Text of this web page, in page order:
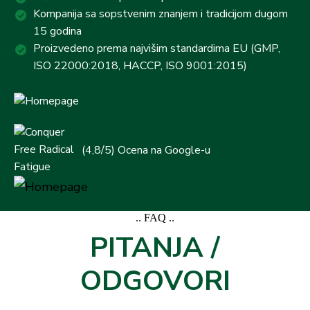
Kompanija sa sopstvenim znanjem i tradicijom dugom
15 godina
Proizvedeno prema najvišim standardima EU (GMP,
ISO 22000:2018, HACCP, ISO 9001:2015)
(4,8/5) Ocena na Google-u
.. FAQ ..
PITANJA /
ODGOVORI